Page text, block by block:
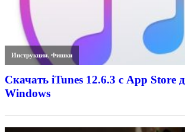
Инструкции,Фишки
Скачать iTunes 12.6.3 с App Store
Windows